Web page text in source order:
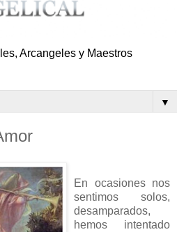
Arcangeles y Maestros
▼
En ocasiones nos
sentimos solos,
desamparados,
hemos intentado